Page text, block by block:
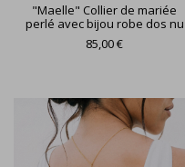
"Maelle" Collier de mariée
perlé avec bijou robe dos nu
85,00 €